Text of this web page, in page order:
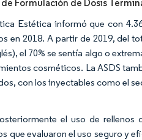
de Formulación de Dosis
Estética informó que con
en 2018. A partir de 2019, del
el 70% se sentía algo o
cosméticos. La ASDS
con los inyectables como el
el uso de
evaluaron el uso seguro y